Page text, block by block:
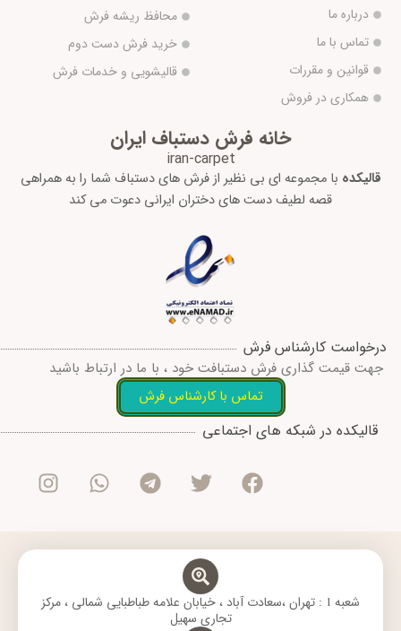
درباره ما
تماس با ما
قوانین و مقررات
همکاری در فروش
محافظ ریشه فرش
خرید فرش دست دوم
قالیشویی و خدمات فرش
خانه فرش دستباف ایران
iran-carpet
قالیکده با مجموعه ای بی نظیر از فرش های دستباف شما را به همراهی
قصه لطیف دست های دختران ایرانی دعوت می کند
درخواست کارشناس فرش
جهت قیمت گذاری فرش دستبافت خود ، با ما در ارتباط باشید
تماس با کارشناس فرش
قالیکده در شبکه های اجتماعی
F
c
e
o
T
i
t
e
r
T
l
e
r
W
a
t
a
I
s
t
g
m
شعبه 1 : تهران ،سعادت آباد ، خیابان علامه طباطبایی شمالی ، مرکز
تجاری سهیل